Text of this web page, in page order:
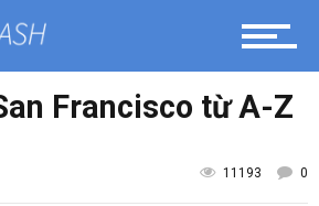
Francisco từ A-Z
11193 0